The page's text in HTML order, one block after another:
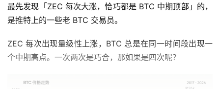
最先发现「ZEC 每次大涨，恰巧都是 BTC 中期顶部」的，
是推特上的一些老 BTC 交易员。
ZEC 每次出现量级性上涨，BTC 总是在同一时间段出现一
个中期高点。一次两次是巧合，那如果是四次呢？